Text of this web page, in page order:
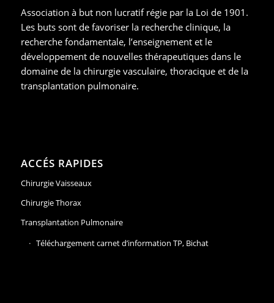
Association à but non lucratif régie par la Loi de 1901.
Les buts sont de favoriser la recherche clinique, la
recherche fondamentale, l’enseignement et le
développement de nouvelles thérapeutiques dans le
domaine de la chirurgie vasculaire, thoracique et de la
transplantation pulmonaire.
ACCÉS RAPIDES
Chirurgie Vaisseaux
Chirurgie Thorax
Transplantation Pulmonaire
Téléchargement carnet d’information TP, Bichat